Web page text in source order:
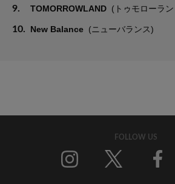
9. TOMORROWLAND (トゥモローラ
10. New Balance (ニューバランス)
FOLLOW US